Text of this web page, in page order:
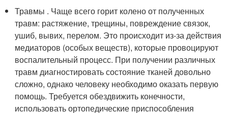
Травмы . Чаще всего горит колено от полученных
травм: растяжение, трещины, повреждение связок,
ушиб, вывих, перелом. Это происходит из-за действия
медиаторов (особых веществ), которые провоцируют
воспалительный процесс. При получении различных
травм диагностировать состояние тканей довольно
сложно, однако человеку необходимо оказать первую
помощь. Требуется обездвижить конечности,
использовать ортопедические приспособления